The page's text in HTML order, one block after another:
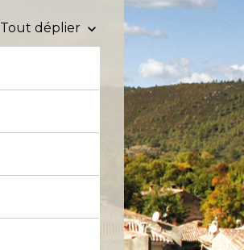
Tout déplier keyboard_arrow_down